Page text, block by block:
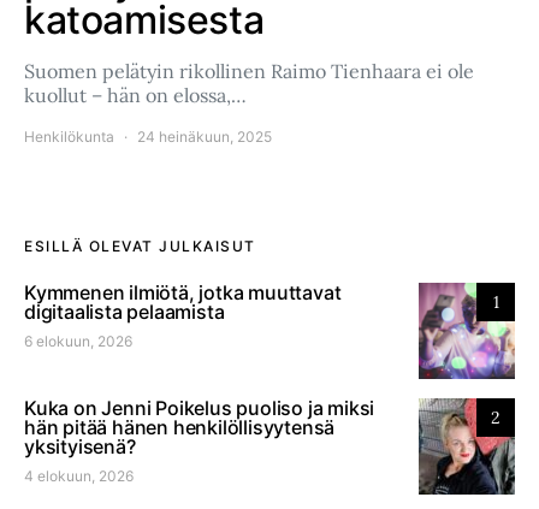
katoamisesta
Suomen pelätyin rikollinen Raimo Tienhaara ei ole
kuollut – hän on elossa,…
Henkilökunta 24 heinäkuun, 2025
ESILLÄ OLEVAT JULKAISUT
1
Kymmenen ilmiötä, jotka muuttavat
digitaalista pelaamista
6 elokuun, 2026
2
Kuka on Jenni Poikelus puoliso ja miksi
hän pitää hänen henkilöllisyytensä
yksityisenä?
4 elokuun, 2026